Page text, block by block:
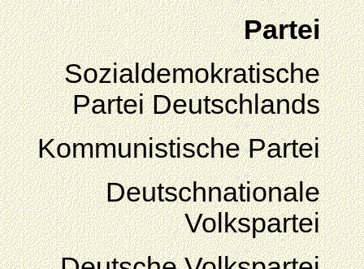
Partei
Sozialdemokratische
Partei Deutschlands
Kommunistische Partei
Deutschnationale
Volkspartei